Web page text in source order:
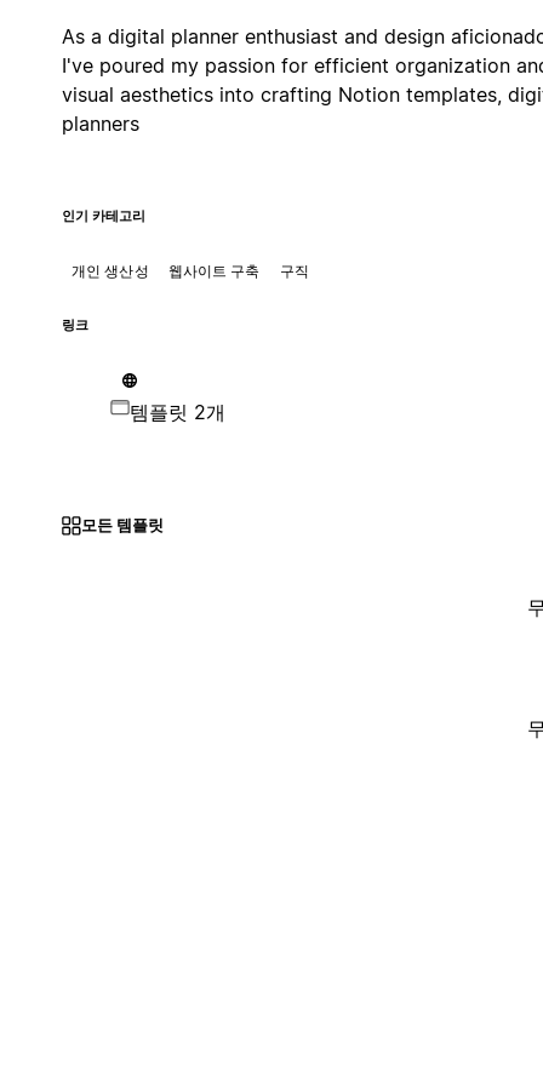
As a digital planner enthusiast and design
I've poured my passion for efficient organization
visual aesthetics into crafting Notion templates,
planners
인기 카테고리
개인 생산성 웹사이트 구축 구직
링크
템플릿 2개
모든 템플릿